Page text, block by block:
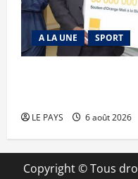
A LA UNE SPORT
LE PAYS 6 août 2026
Copyright © Tous